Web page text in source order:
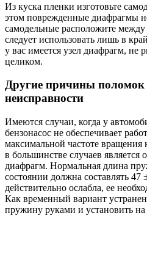
Из куска пленки изготовьте
этом поврежденные диафрагмы
самодельные расположите
следует использовать лишь в
у вас имеется узел диафрагм, не
целиком.
Другие причины поломок
неисправности
Имеются случаи, когда у
бензонасос не обеспечивает
максимальной частоте вращения
в большинстве случаев
диафрагм. Нормальная длина
состоянии должна составлять
действительно ослабла, ее
Как временный вариант
пружину руками и установить на